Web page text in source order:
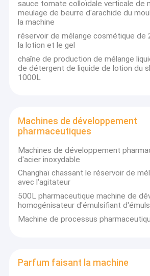
Maison
Produits
VR Show
Visite d'usine
sauce tomate colloïdale verticale de
meulage de beurre d'arachide du
la machine
réservoir de mélange cosmétique de
la lotion et le gel
chaîne de production de mélange
de détergent de liquide de lotion du
1000L
Machines de développement
pharmaceutiques
Machines de développement
d'acier inoxydable
Changhaï chassant le réservoir de
avec l'agitateur
500L pharmaceutique machine de
homogénisateur d'émulsifiant
Machine de processus
Parfum faisant la machine
Changhaï CHASSANT M&E Cie., Ltd. C'est
se spécialisant en fournissant le génie
chimique quotidien, les machines de
et concevoir, fabriquer et installer l'eau